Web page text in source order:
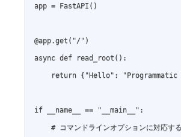
app = FastAPI()
@app.get("/")
async def read_root():
return {"Hello": "Programmatic
if __name__ == "__main__":
# コマンドラインオプションに対応す